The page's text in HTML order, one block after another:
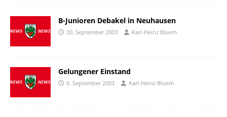
B-Junioren Debakel in Neuhausen
20. September 2003 Karl-Heinz Bluem
Gelungener Einstand
6. September 2003 Karl-Heinz Bluem